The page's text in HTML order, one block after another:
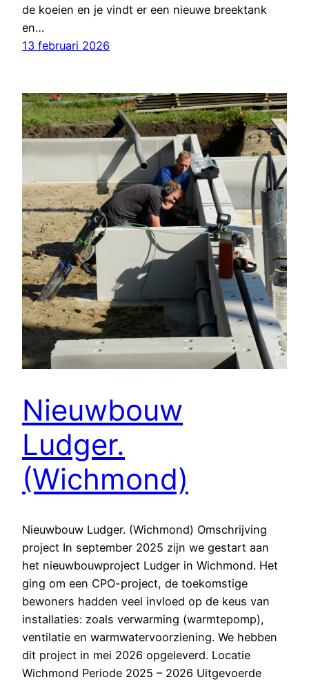
de koeien en je vindt er een nieuwe breektank
en…
13 februari 2026
Nieuwbouw
Ludger.
(Wichmond)
Nieuwbouw Ludger. (Wichmond) Omschrijving
project In september 2025 zijn we gestart aan
het nieuwbouwproject Ludger in Wichmond. Het
ging om een CPO-project, de toekomstige
bewoners hadden veel invloed op de keus van
installaties: zoals verwarming (warmtepomp),
ventilatie en warmwatervoorziening. We hebben
dit project in mei 2026 opgeleverd. Locatie
Wichmond Periode 2025 – 2026 Uitgevoerde